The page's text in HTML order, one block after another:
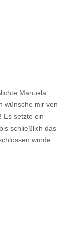
Manuela
wünsche mir von
Es setzte ein
schließlich das
wurde.